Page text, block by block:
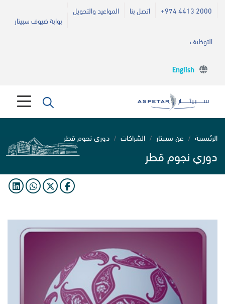
+974 4413 2000 اتصل بنا
المواعيد والتحويل
بوابة ضيوف سبيتار
التوظيف
English
الرئيسية عن سبيتار الشراكات دوري نجوم قطر
دوري نجوم قطر